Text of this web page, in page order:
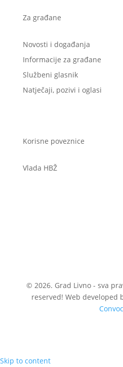
Za građane
Novosti i događanja
Informacije za građane
Službeni glasnik
Natječaji, pozivi i oglasi
Korisne poveznice
Vlada HBŽ
© 2026. Grad Livno - sva
reserved! Web developed
Skip to content